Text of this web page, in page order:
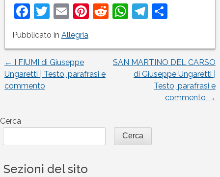
Facebook
Twitter
EmailPinterest
Reddit
WhatsApp
Telegram
Pubblicato in Allegria
Navigazione
articoli
← I FIUMI di Giuseppe
Ungaretti | Testo, parafrasi e
commento
SAN MARTINO DEL CARSO
di Giuseppe Ungaretti |
Testo, parafrasi e
commento →
Cerca
Cerca
Sezioni del sito